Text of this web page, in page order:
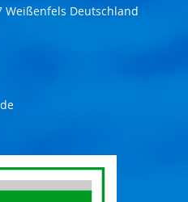
Weißenfels Deutschland